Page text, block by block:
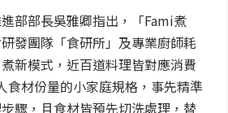
進部部長吳雅卿指出，「Fami煮
發團隊「食研所」及專業廚師耗
新模式，近百道料理皆對應消費
食材份量的小家庭規格，事先精準
驟，且食材皆預先切洗處理，替